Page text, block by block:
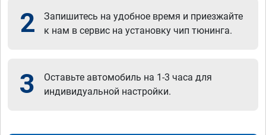
2
Запишитесь на удобное время и приезжайте
к нам в сервис на установку чип тюнинга.
3
Оставьте автомобиль на 1-3 часа для
индивидуальной настройки.